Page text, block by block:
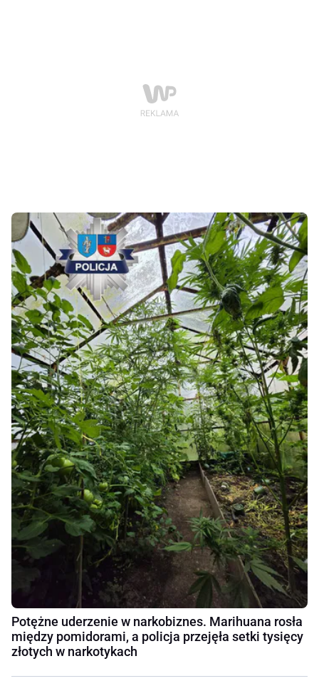
Potężne uderzenie w narkobiznes. Marihuana rosła
między pomidorami, a policja przejęła setki tysięcy
złotych w narkotykach